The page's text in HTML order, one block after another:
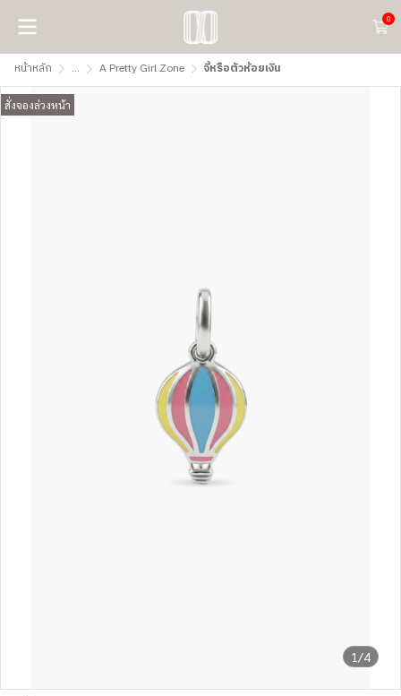
0
หน้าหลัก ... A Pretty Girl Zone จี้หรือตัวห้อยเงิน
1/4
สั่งจองล่วงหน้า